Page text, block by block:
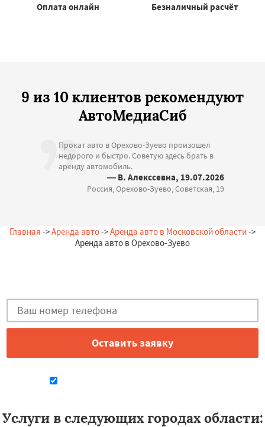
Оплата онлайн Безналичный расчёт
9 из 10 клиентов рекомендуют
АвтоМедиаСиб
Прокат авто в Орехово-Зуево произошел
недорого и быстро. Советую здесь брать в
аренду автомобиль.
— В. Алекссевна, 19.07.2026
Россия, Орехово-Зуево, Советская, 19
Главная ->Аренда авто->Аренда авто в Московской области->
Аренда авто в Орехово-Зуево
Услуги в следующих городах области: